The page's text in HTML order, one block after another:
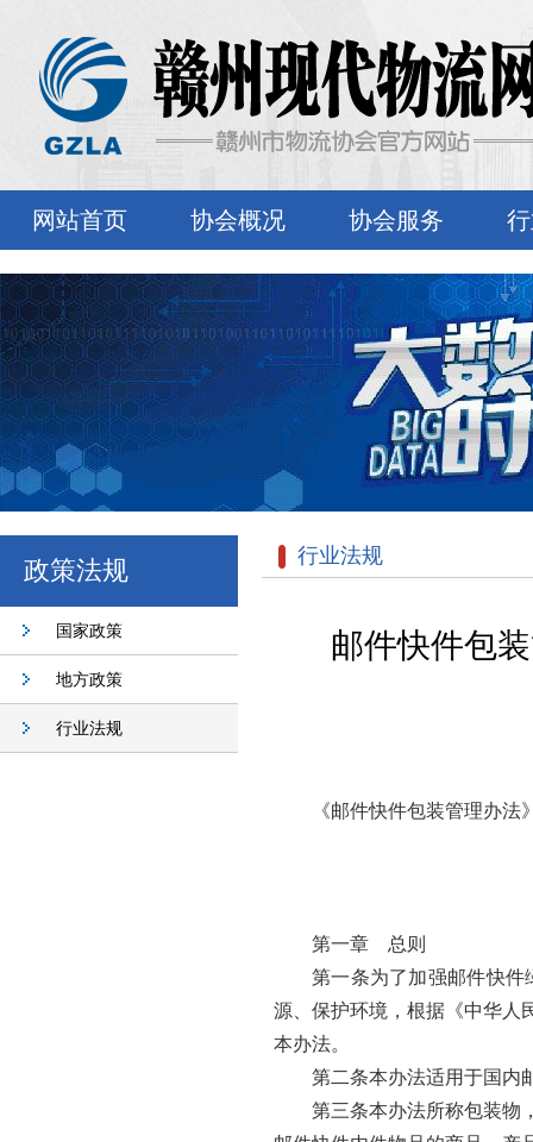
网站首页 协会概况 协会服务
政策法规
国家政策
地方政策
行业法规
行业法规
邮件快件包
《邮件快件包装管理办
第一章 总则
第一条为了加强邮件快件
源、保护环境，根据《中华人
本办法。
第二条本办法适用于国内
第三条本办法所称包装物